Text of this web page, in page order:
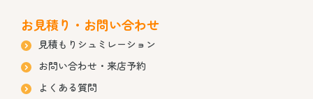
お見積り・お問い合わせ
見積もりシュミレーション
お問い合わせ・来店予約
よくある質問